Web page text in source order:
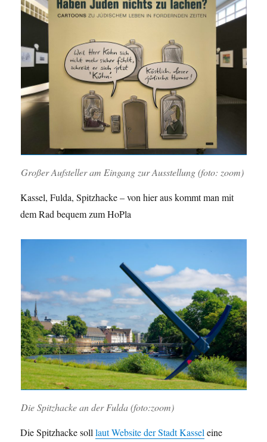
Großer Aufsteller am Eingang zur Ausstellung (foto: zoom)
Kassel, Fulda, Spitzhacke – von hier aus kommt man mit
dem Rad bequem zum HoPla
Die Spitzhacke an der Fulda (foto:zoom)
Die Spitzhacke solllaut Website der Stadt Kasseleine